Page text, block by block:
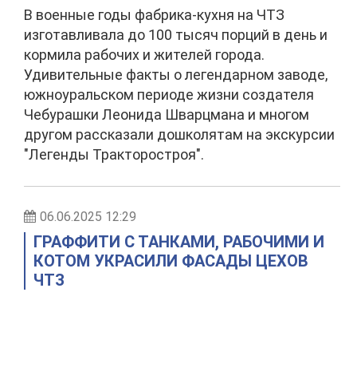
В военные годы фабрика-кухня на ЧТЗ
изготавливала до 100 тысяч порций в день и
кормила рабочих и жителей города.
Удивительные факты о легендарном заводе,
южноуральском периоде жизни создателя
Чебурашки Леонида Шварцмана и многом
другом рассказали дошколятам на экскурсии
"Легенды Тракторостроя".
06.06.2025 12:29
ГРАФФИТИ С ТАНКАМИ, РАБОЧИМИ И
КОТОМ УКРАСИЛИ ФАСАДЫ ЦЕХОВ
ЧТЗ